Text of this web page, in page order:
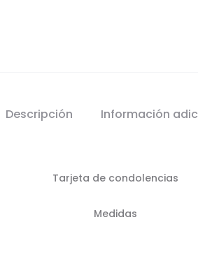
Descripción Información
Tarjeta de condolencias
Medidas